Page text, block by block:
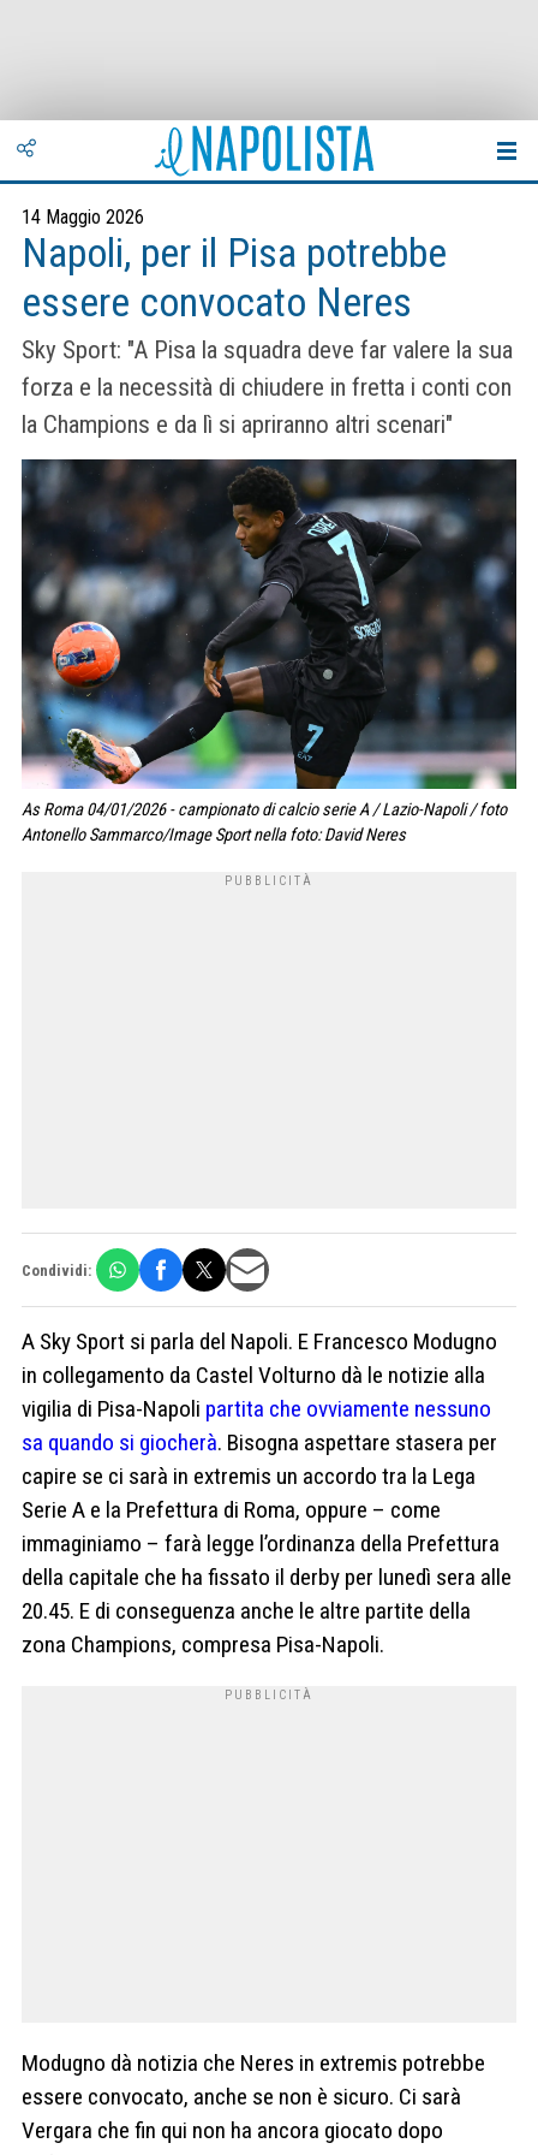
14 Maggio 2026
Napoli, per il Pisa potrebbe
essere convocato Neres
Sky Sport: "A Pisa la squadra deve far valere la sua
forza e la necessità di chiudere in fretta i conti con
la Champions e da lì si apriranno altri scenari"
As Roma 04/01/2026 - campionato di calcio serie A / Lazio-Napoli / foto
Antonello Sammarco/Image Sport nella foto: David Neres
Condividi:
A Sky Sport si parla del Napoli. E Francesco Modugno
in collegamento da Castel Volturno dà le notizie alla
vigilia di Pisa-Napoli partita che ovviamente nessuno
sa quando si giocherà. Bisogna aspettare stasera per
capire se ci sarà in extremis un accordo tra la Lega
Serie A e la Prefettura di Roma, oppure – come
immaginiamo – farà legge l’ordinanza della Prefettura
della capitale che ha fissato il derby per lunedì sera alle
20.45. E di conseguenza anche le altre partite della
zona Champions, compresa Pisa-Napoli.
Modugno dà notizia che Neres in extremis potrebbe
essere convocato, anche se non è sicuro. Ci sarà
Vergara che fin qui non ha ancora giocato dopo